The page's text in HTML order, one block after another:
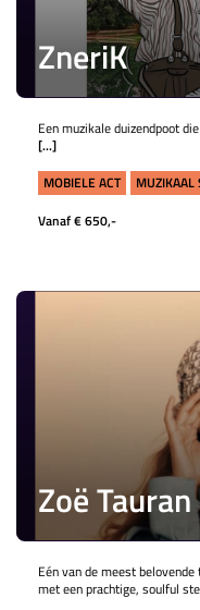
ZneriK
Een muzikale duizendpoot
[...]
MOBIELE ACT
MUZIKAAL
Vanaf € 650,-
Zoë Tauran
Eén van de meest
met een prachtige, soulful